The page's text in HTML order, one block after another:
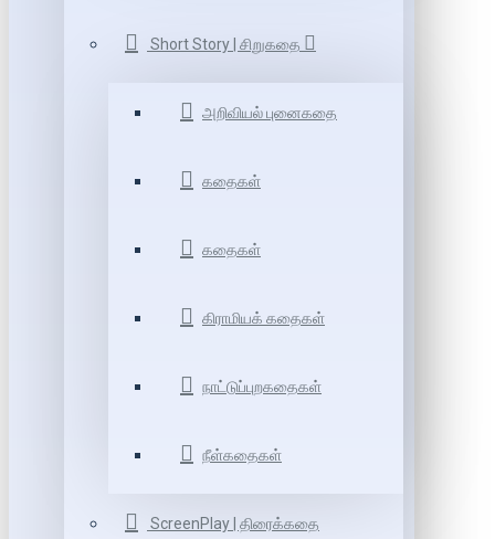
Short Story | சிறுகதை
அறிவியல் புனைகதை
கதைகள்
கதைகள்
கிராமியக் கதைகள்
நாட்டுப்புறகதைகள்
நீள்கதைகள்
ScreenPlay | திரைக்கதை